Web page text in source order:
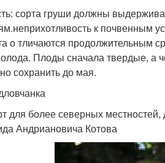
сорта груши должны
к почвенным
о тличаются продолжительным
Плоды сначала твердые, а
сохранить до мая.
для более северных местностей,
Андриановича Котова